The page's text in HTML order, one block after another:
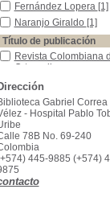
Fernández Lopera
Fernández Lopera [1]
Naranjo Giraldo
Naranjo Giraldo [1]
Título de publicación
Revista Colombiana de
Revista Colombiana
Ortopedia y
Traumatología
Año de publicación
20162016[2]
20142014
20132013
20112011[2]
20092009
Gabriel Correa
- Hospital Pablo
78B No. 69-240
445-9885 (+574)